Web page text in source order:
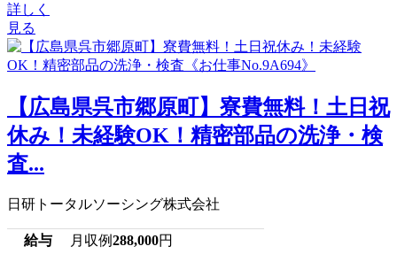
詳しく
見る
【広島県呉市郷原町】寮費無料！土日祝
休み！未経験OK！精密部品の洗浄・検
査...
日研トータルソーシング株式会社
給与 月収例288,000円